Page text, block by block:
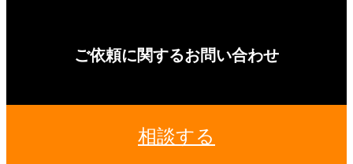
ご依頼に関するお問い合わせ
相談する